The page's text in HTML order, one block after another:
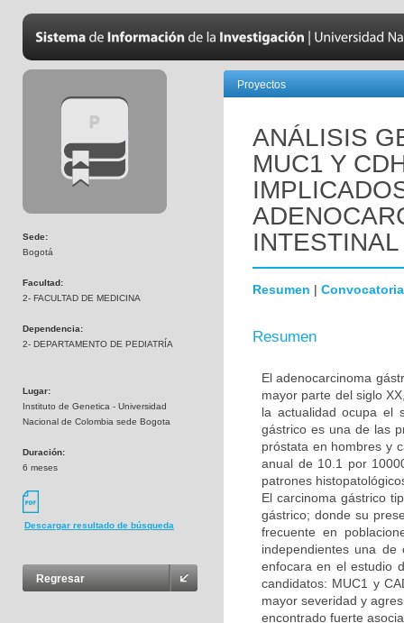
Sede:
Bogotá
Facultad:
2- FACULTAD DE MEDICINA
Dependencia:
2- DEPARTAMENTO DE PEDIATRÍA
Lugar:
Instituto de Genetica - Universidad
Nacional de Colombia sede Bogota
Duración:
6 meses
Descargar resultado de búsqueda
Regresar
Proyectos
ANÁLISIS
MUC1 Y
INTESTINAL
Resumen | Convocatoria
Resumen
El adenocarcinoma
mayor parte del siglo
la actualidad ocupa el
gástrico es una de las
próstata en hombres y
anual de 10.1 por
patrones
El carcinoma gástrico
gástrico; donde su
frecuente en
independientes una
enfocara en el estudio
candidatos: MUC1 y
mayor severidad y
encontrado fuerte